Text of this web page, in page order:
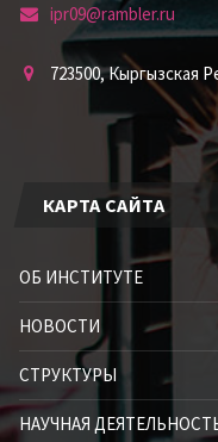
ipr09@rambler.ru
723500, Кыргызская
КАРТА САЙТА
ОБ ИНСТИТУТЕ
НОВОСТИ
СТРУКТУРЫ
НАУЧНАЯ